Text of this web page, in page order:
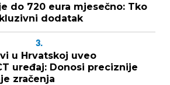
do 720 eura mjesečno: Tko
dodatak
3.
u Hrvatskoj uveo
uređaj: Donosi preciznije
zračenja